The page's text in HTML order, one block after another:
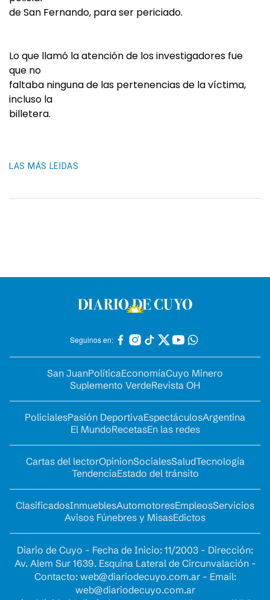
de San Fernando, para ser periciado.
Lo que llamó la atención de los investigadores fue
que no
faltaba ninguna de las pertenencias de la víctima,
incluso la
billetera.
LAS MÁS LEIDAS
Seguinos en:
San JuanPolíticaEconomíaCuyo Minero
Suplemento VerdeRevista OH
PolicialesPasión DeportivaEspectáculosArgentina
El MundoRecetasEn las redes
Cartas del lectorOpinionSocialesSaludTecnología
TendenciaEstado del tránsito
ClasificadosInmueblesAutomotoresEmpleosServicios
Avisos Fúnebres y MisasEdictos
Diario de Cuyo - Fecha de Inicio: 11/2003 - Dirección:
Av. Alem Sur 1639. Esquina Lateral de Circunvalación -
Contacto: web@diariodecuyo.com.ar- Email:
web@diariodecuyo.com.ar